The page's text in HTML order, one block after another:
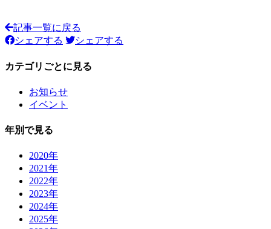
記事一覧に戻る
シェアする
シェアする
カテゴリごとに見る
お知らせ
イベント
年別で見る
2020年
2021年
2022年
2023年
2024年
2025年